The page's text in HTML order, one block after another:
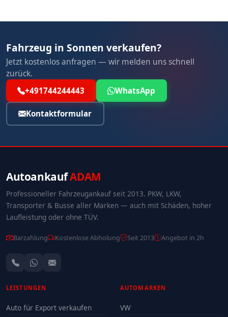
Fahrzeug in Sonnen verkaufen?
Jetzt kostenlos anfragen — wir melden uns schnell
zurück.
+491744244443 WhatsApp
Kontaktformular
AutoankaufADAM
Professioneller Fahrzeugankauf seit 2013. PKW, LKW,
Transporter & Busse aller Marken — auch mit Schäden, hoher
Laufleistung oder ohne TÜV.
Barzahlung Kostenlose Abholung Seit 2013 Angebot in 2h
LEISTUNGEN
Auto für Export verkaufen
AUTOMARKEN
VW